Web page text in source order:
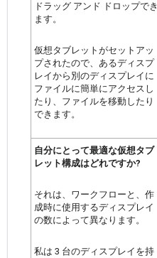
ドラッグ アンド ドロップでき
ます。
仮想タブレットがセットアッ
プされたので、あるディスプ
レイから別のディスプレイに
ファイルに簡単にアクセスし
たり、ファイルを移動したり
できます。
自分にとって最適な仮想タブ
レット構成はどれですか?
それは、ワークフローと、作
成時に使用するディスプレイ
の数によって異なります。
私は 3 台のディスプレイを持